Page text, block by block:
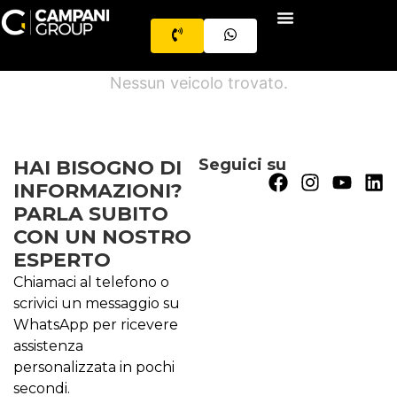
Nessun veicolo trovato.
HAI BISOGNO DI
INFORMAZIONI?
PARLA SUBITO
CON UN NOSTRO
ESPERTO
Chiamaci al telefono o
scrivici un messaggio su
WhatsApp per ricevere
assistenza
personalizzata in pochi
secondi.
Seguici su